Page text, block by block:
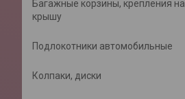
Багажные корзины, крепления на
крышу
Подлокотники автомобильные
Колпаки, диски